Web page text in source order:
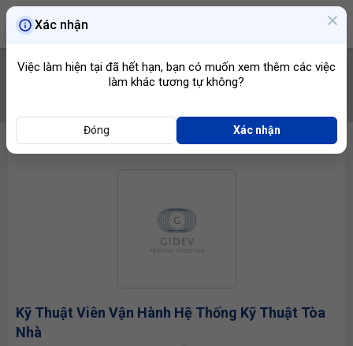
Kỹ Thuật Viên Vận Hành Hệ Thống Kỹ Thuật Tòa
Nhà
Xác nhận
Việc làm hiện tại đã hết hạn, bạn có muốn xem thêm các việc
làm khác tương tự không?
Đóng Xác nhận